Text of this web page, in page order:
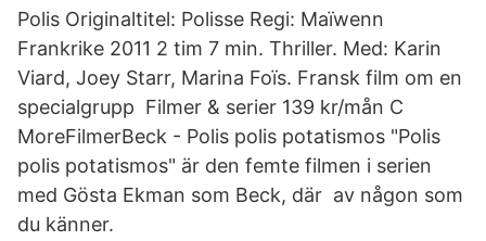
Polis Originaltitel: Polisse Regi: Maïwenn
Frankrike 2011 2 tim 7 min. Thriller. Med: Karin
Viard, Joey Starr, Marina Foïs. Fransk film om en
specialgrupp Filmer & serier 139 kr/mån C
MoreFilmerBeck - Polis polis potatismos "Polis
polis potatismos" är den femte filmen i serien
med Gösta Ekman som Beck, där av någon som
du känner.